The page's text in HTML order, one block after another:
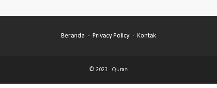
Beranda Privacy Policy Kontak
© 2023 - Quran